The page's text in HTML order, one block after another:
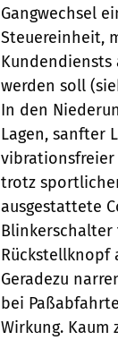
Gangwechsel
Steuereinheit,
werden soll
In den
Lagen, sanfter
vibrationsfreier
trotz
ausgestattete
Blinkerschalter
Rückstellknopf
Geradezu
bei
Wirkung. Kaum